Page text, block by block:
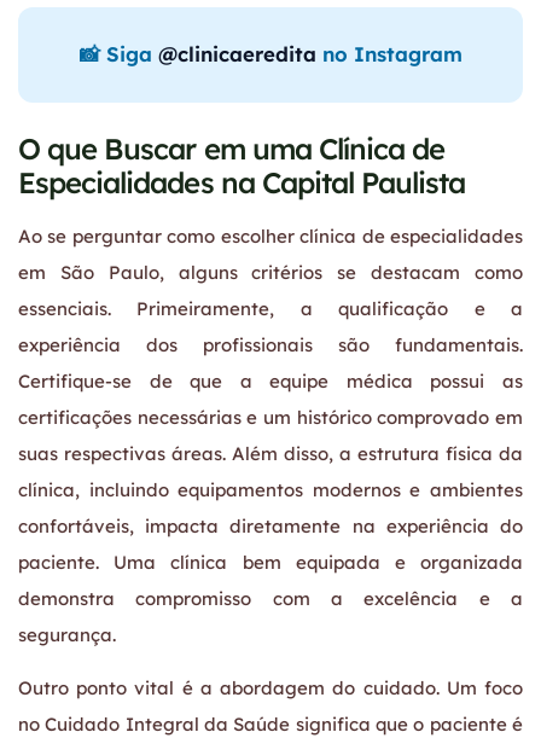
📸 Siga @clinicaeredita no Instagram
O que Buscar em uma Clínica de
Especialidades na Capital Paulista
Ao se perguntar como escolher clínica de especialidades
em São Paulo, alguns critérios se destacam como
essenciais. Primeiramente, a qualificação e a
experiência dos profissionais são fundamentais.
Certifique-se de que a equipe médica possui as
certificações necessárias e um histórico comprovado em
suas respectivas áreas. Além disso, a estrutura física da
clínica, incluindo equipamentos modernos e ambientes
confortáveis, impacta diretamente na experiência do
paciente. Uma clínica bem equipada e organizada
demonstra compromisso com a excelência e a
segurança.
Outro ponto vital é a abordagem do cuidado. Um foco
no Cuidado Integral da Saúde significa que o paciente é